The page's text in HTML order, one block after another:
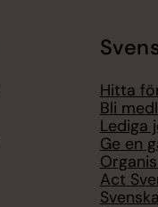
Hitta
Bli
Lediga
Ge en
Act